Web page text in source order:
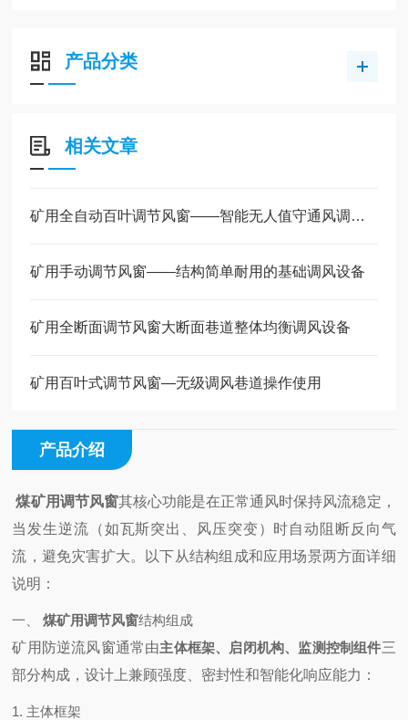
产品分类
相关文章
矿用全自动百叶调节风窗——智能无人值守通风调控设备
矿用手动调节风窗——结构简单耐用的基础调风设备
矿用全断面调节风窗大断面巷道整体均衡调风设备
矿用百叶式调节风窗—无级调风巷道操作使用
产品介绍
煤矿用调节风窗其核心功能是在正常通风时保持风流稳定，
当发生逆流（如瓦斯突出、风压突变）时自动阻断反向气
流，避免灾害扩大。以下从结构组成和应用场景两方面详细
说明：
一、煤矿用调节风窗结构组成
矿用防逆流风窗通常由主体框架、启闭机构、监测控制组件三
部分构成，设计上兼顾强度、密封性和智能化响应能力：
1. 主体框架